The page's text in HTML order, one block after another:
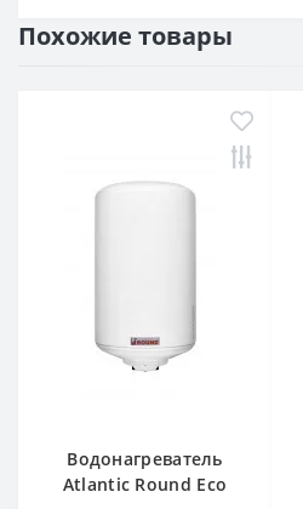
Похожие товары
Водонагреватель
Atlantic Round Eco